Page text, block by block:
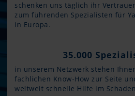
schenken uns täglich ihr
zum führenden Spezialisten für
in Europa.
35.000
in unserem Netzwerk stehen
fachlichen Know-How zur Seite
weltweit schnelle Hilfe im